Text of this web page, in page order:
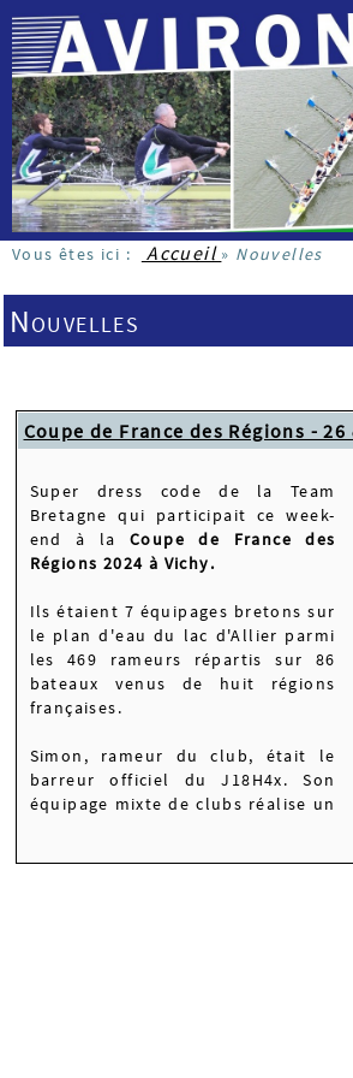
Vous êtes ici : Accueil » Nouvelles
Nouvelles
Coupe de France des Régions -
Super dress code de la Team
Bretagne qui participait ce week-
end à la Coupe de France des
Régions 2024 à Vichy.
Ils étaient 7 équipages bretonssur
le plan d'eau du lac d'Allier parmi
les 469 rameurs répartis sur 86
bateaux venus de huit régions
françaises.
Simon, rameur du club, était le
barreur officiel du J18H4x. Son
équipage mixte de clubs réalise un